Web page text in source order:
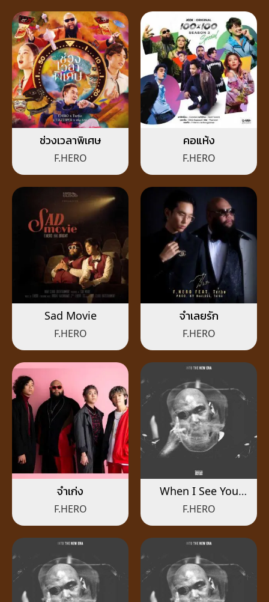
ช่วงเวลาพิเศษ
F.HERO
คอแห้ง
F.HERO
Sad Movie
F.HERO
จำเลยรัก
F.HERO
จำเก่ง
F.HERO
When I See You
Again
F.HERO